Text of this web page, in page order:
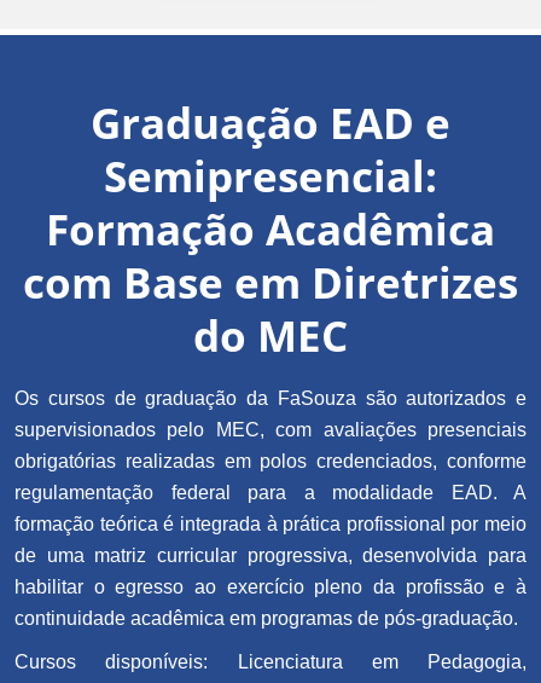
Graduação EAD e
Semipresencial:
Formação Acadêmica
com Base em Diretrizes
do MEC
Os cursos de graduação da FaSouza são autorizados e
supervisionados pelo MEC, com avaliações presenciais
obrigatórias realizadas em polos credenciados, conforme
regulamentação federal para a modalidade EAD. A
formação teórica é integrada à prática profissional por meio
de uma matriz curricular progressiva, desenvolvida para
habilitar o egresso ao exercício pleno da profissão e à
continuidade acadêmica em programas de pós-graduação.
Cursos disponíveis: Licenciatura em Pedagogia,